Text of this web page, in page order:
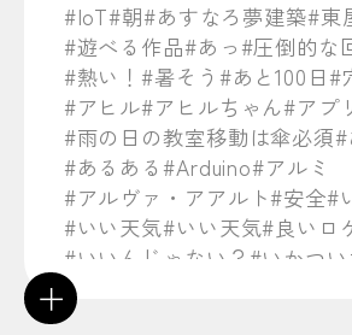
#IoT#朝#あすなろ夢建築#東
#遊べる作品#あっ #圧倒的な
#熱い！ #暑そう #あと100日 #
#アヒル#アヒルちゃん#アプ
#雨の日の教室移動は傘必須
#あるある #Arduino#アルミ
#アルヴァ・アアルト#安全#
#いい天気#いい天気#良いロ
#いいんじゃない？ #いかつ
#イタリア
#行ってみたい
＋